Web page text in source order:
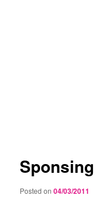
Sponsing
Posted on04/03/2011